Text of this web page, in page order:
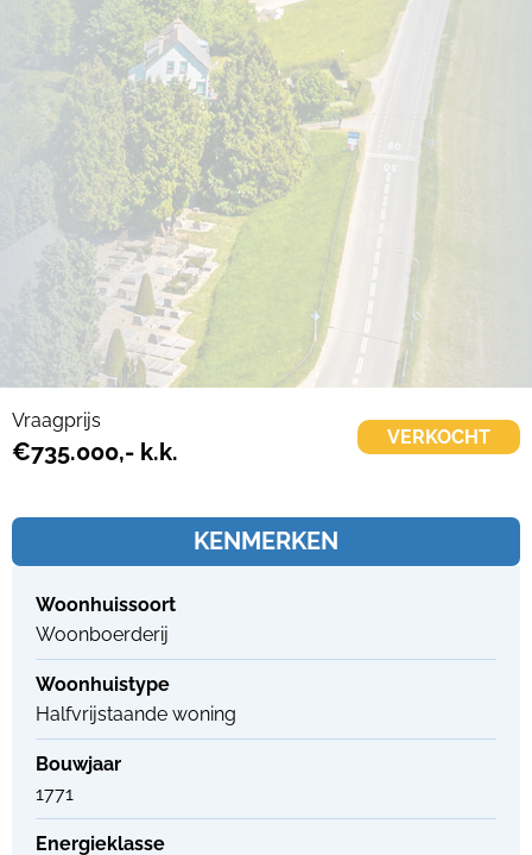
Vraagprijs
€735.000,- k.k.
VERKOCHT
KENMERKEN
Woonhuissoort
Woonboerderij
Woonhuistype
Halfvrijstaande woning
Bouwjaar
1771
Energieklasse